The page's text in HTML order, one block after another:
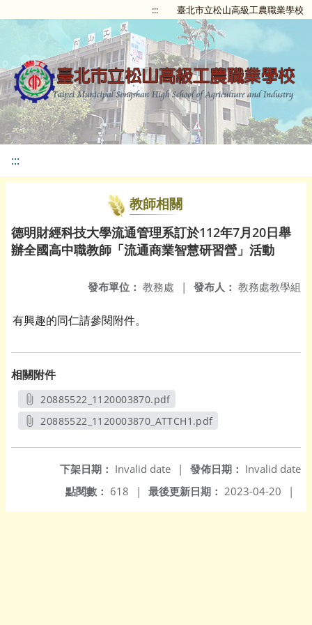
::: 臺北市立松山高級工農職業學校
:::
教師相關
德明財經科技大學流通管理系訂於112年7月20日舉
辦全國高中職教師「流通商業智慧研習營」活動
發布人： 教務處教學組
發布單位： 教務處 |
有興趣的同仁請參閱附件。
相關附件
20885522_1120003870.pdf
另開新視窗
20885522_1120003870_ATTCH1.pdf
發佈日期： Invalid date
下架日期： Invalid date
|
最後更新日期： 2023-04-20 |
點閱數： 618 |